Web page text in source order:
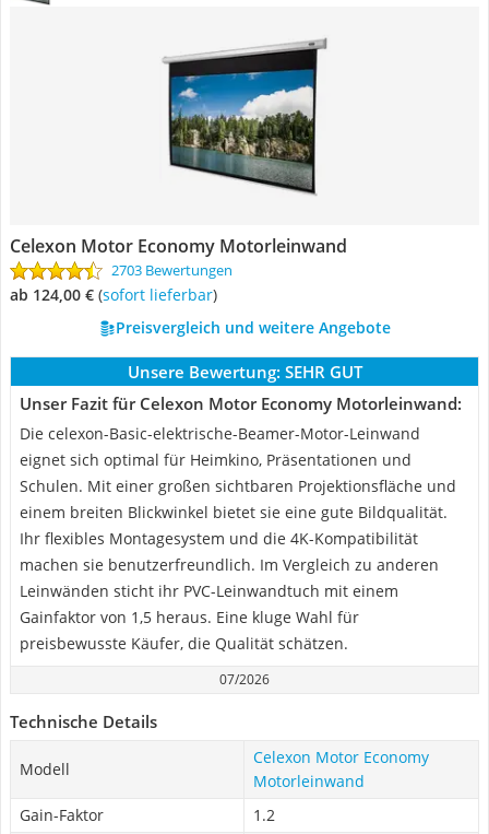
Celexon Motor Economy Motorleinwand
2703 Bewertungen
ab 124,00 € ( Sofort lieferbar)
Preisvergleich und weitere Angebote
Unsere Bewertung: SEHR GUT
Unser Fazit für Celexon Motor Economy Motorleinwand:
Die celexon-Basic-elektrische-Beamer-Motor-Leinwand
eignet sich optimal für Heimkino, Präsentationen und
Schulen. Mit einer großen sichtbaren Projektionsfläche und
einem breiten Blickwinkel bietet sie eine gute Bildqualität.
Ihr flexibles Montagesystem und die 4K-Kompatibilität
machen sie benutzerfreundlich. Im Vergleich zu anderen
Leinwänden sticht ihr PVC-Leinwandtuch mit einem
Gainfaktor von 1,5 heraus. Eine kluge Wahl für
preisbewusste Käufer, die Qualität schätzen.
07/2026
Technische Details
Modell
Celexon Motor Economy
Motorleinwand
Gain-Faktor
1.2